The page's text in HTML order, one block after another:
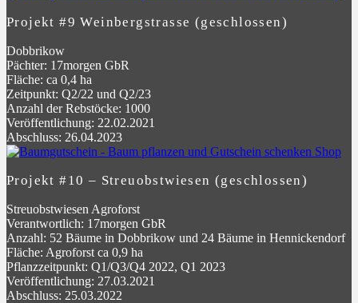
Projekt #9 Weinbergstrasse (geschlossen)
Dobbrikow
Pächter: 17morgen GbR
Fläche: ca 0,4 ha
Zeitpunkt: Q2/22 und Q2/23
Anzahl der Rebstöcke: 1000
Veröffentlichung: 22.02.2021
Abschluss: 26.04.2023
Projekt #10 – Streuobstwiesen (geschlossen)
Streuobstwiesen Agroforst
Verantwortlich: 17morgen GbR
Anzahl: 52 Bäume in Dobbrikow und 24 Bäume in Hennickendorf
Fläche: Agroforst ca 0,9 ha
Pflanzzeitpunkt: Q1/Q3/Q4 2022, Q1 2023
Veröffentlichung: 27.03.2021
Abschluss: 25.03.2022